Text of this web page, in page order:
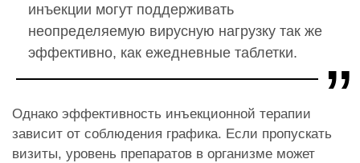
инъекции могут поддерживать
неопределяемую вирусную нагрузку так же
эффективно, как ежедневные таблетки.
Однако эффективность инъекционной терапии
зависит от соблюдения графика. Если пропускать
визиты, уровень препаратов в организме может